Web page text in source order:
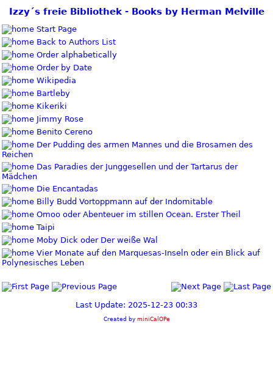
Izzy´s freie Bibliothek - Books by Herman Melville
Start Page
Back to Authors List
Order alphabetically
Order by Date
Wikipedia
Bartleby
Kikeriki
Jimmy Rose
Benito Cereno
Der Pudding des armen Mannes und die Brosamen des
Reichen
Das Paradies der Junggesellen und der Tartarus der
Mädchen
Die Encantadas
Billy Budd Vortoppmann auf der Indomitable
Omoo oder Abenteuer im stillen Ocean. Erster Theil
Taipi
Moby Dick oder Der weiße Wal
Vier Monate auf den Marquesas-Inseln oder ein Blick auf
Polynesisches Leben
Last Update: 2025-12-23 00:33
Created by miniCalOPe